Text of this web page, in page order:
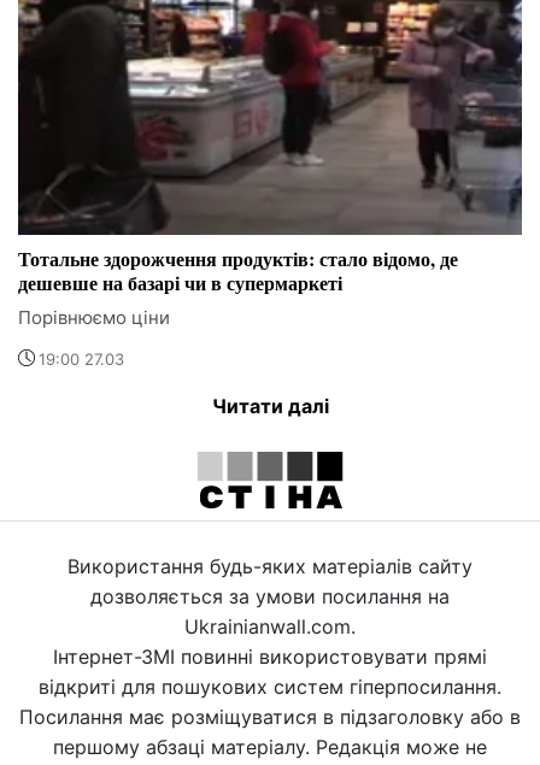
Тотальне здорожчення продуктів: стало відомо, де
дешевше на базарі чи в супермаркеті
Порівнюємо ціни
19:00 27.03
Читати далі
Використання будь-яких матеріалів сайту
дозволяється за умови посилання на
Ukrainianwall.com.
Інтернет-ЗМІ повинні використовувати прямі
відкриті для пошукових систем гіперпосилання.
Посилання має розміщуватися в підзаголовку або в
першому абзаці матеріалу. Редакція може не